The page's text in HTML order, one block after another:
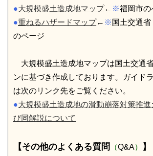
●大規模盛土造成地マップ← ※福岡市の
●重ねるハザードマップ← ※ 国土交通省
のページ
大規模盛土造成地マップは国土交通
ンに基づき作成しております。ガイド
は次のリンク先をご覧ください。
●大規模盛土造成地の滑動崩落対策推進
び同解説について
【その他のよくある質問 （Q&A） 】